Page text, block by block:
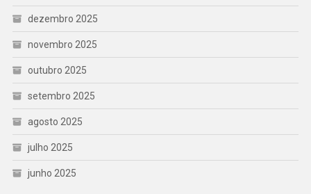
dezembro 2025
novembro 2025
outubro 2025
setembro 2025
agosto 2025
julho 2025
junho 2025